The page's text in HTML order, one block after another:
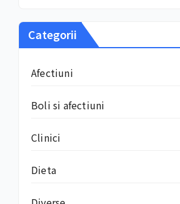
Categorii
Afectiuni
Boli si afectiuni
Clinici
Dieta